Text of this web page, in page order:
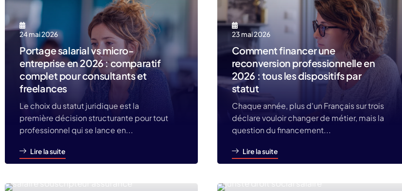
24 mai 2026
Portage salarial vs micro-
entreprise en 2026 : comparatif
complet pour consultants et
freelances
Le choix du statut juridique est la
première décision structurante pour tout
professionnel qui se lance en...
Lire la suite
23 mai 2026
Comment financer une
reconversion professionnelle en
2026 : tous les dispositifs par
statut
Chaque année, plus d'un Français sur trois
déclare vouloir changer de métier, mais la
question du financement...
Lire la suite